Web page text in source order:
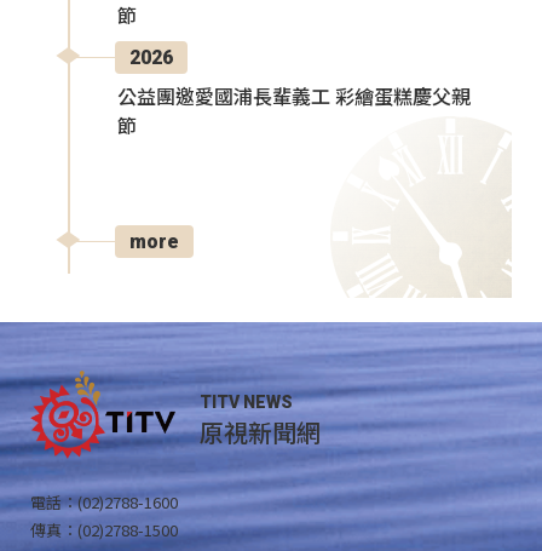
節
2026
公益團邀愛國浦長輩義工 彩繪蛋糕慶父親
節
more
TITV NEWS
原視新聞網
電話：(02)2788-1600
傳真：(02)2788-1500